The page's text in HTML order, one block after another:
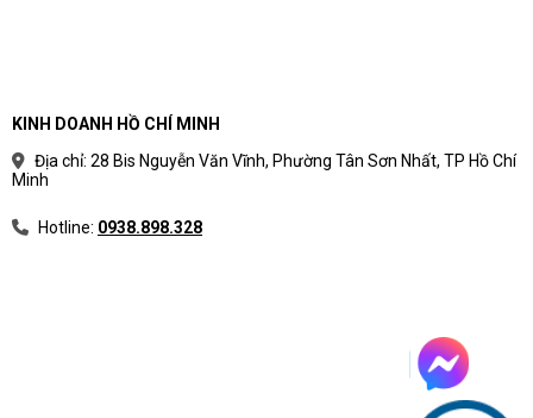
KINH DOANH HỒ CHÍ MINH
Địa chỉ: 28 Bis Nguyễn Văn Vĩnh, Phường Tân Sơn Nhất, TP Hồ Chí
Minh
Hotline: 0938.898.328